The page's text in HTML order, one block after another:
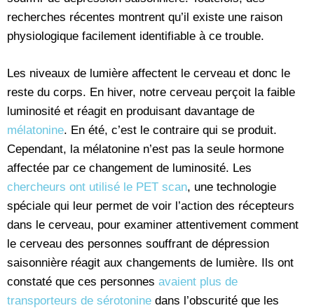
recherches récentes montrent qu’il existe une raison
physiologique facilement identifiable à ce trouble.
Les niveaux de lumière affectent le cerveau et donc le
reste du corps. En hiver, notre cerveau perçoit la faible
luminosité et réagit en produisant davantage de
mélatonine. En été, c’est le contraire qui se produit.
Cependant, la mélatonine n’est pas la seule hormone
affectée par ce changement de luminosité. Les
chercheurs ont utilisé le PET scan, une technologie
spéciale qui leur permet de voir l’action des récepteurs
dans le cerveau, pour examiner attentivement comment
le cerveau des personnes souffrant de dépression
saisonnière réagit aux changements de lumière. Ils ont
constaté que ces personnes avaient plus de
transporteurs de sérotonine dans l’obscurité que les